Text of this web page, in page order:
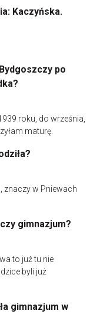
Kaczyńska.
po
roku, do września,
maturę.
znaczy w Pniewach
gimnazjum?
to już tu nie
byli już
gimnazjum w